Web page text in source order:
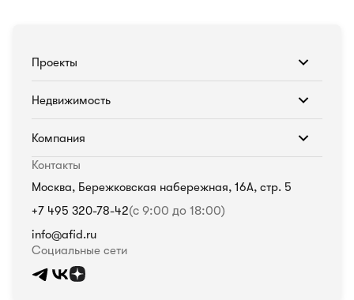
Проекты
Недвижимость
Компания
Контакты
Москва, Бережковская набережная, 16А, стр. 5
+7 495 320-78-42(с 9:00 до 18:00)
info@afid.ru
Социальные сети